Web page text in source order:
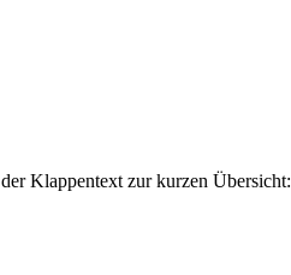
Klappentext zur kurzen Übersicht: